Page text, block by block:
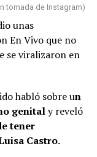
hace
mi
años
cosas
que él
pena
tomada de Instagram)
unas
En Vivo que no
se viralizaron en
habló sobre un
genitaly reveló
tener
Castro.